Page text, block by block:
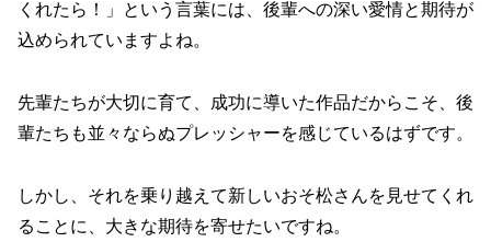
くれたら！」という言葉には、後輩への深い愛情と期待が
込められていますよね。
先輩たちが大切に育て、成功に導いた作品だからこそ、後
輩たちも並々ならぬプレッシャーを感じているはずです。
しかし、それを乗り越えて新しいおそ松さんを見せてくれ
ることに、大きな期待を寄せたいですね。